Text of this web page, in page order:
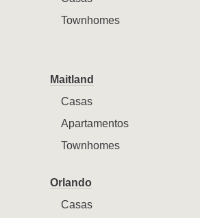
Townhomes
Maitland
Casas
Apartamentos
Townhomes
Orlando
Casas